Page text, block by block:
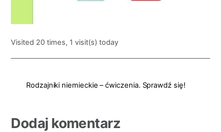
Visited 20 times, 1 visit(s) today
Rodzajniki niemieckie – ćwiczenia. Sprawdź się!
Dodaj komentarz